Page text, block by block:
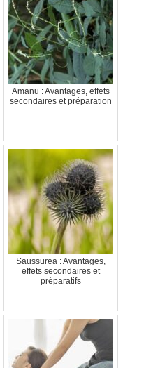
Amanu : Avantages, effets
secondaires et préparation
Saussurea : Avantages,
effets secondaires et
préparatifs